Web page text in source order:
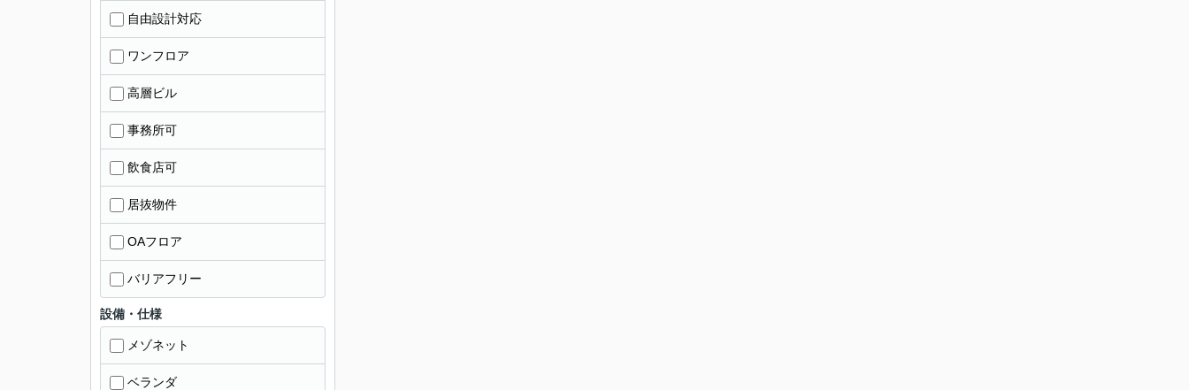
自由設計対応
ワンフロア
高層ビル
事務所可
飲食店可
居抜物件
OAフロア
バリアフリー
設備・仕様
メゾネット
ベランダ